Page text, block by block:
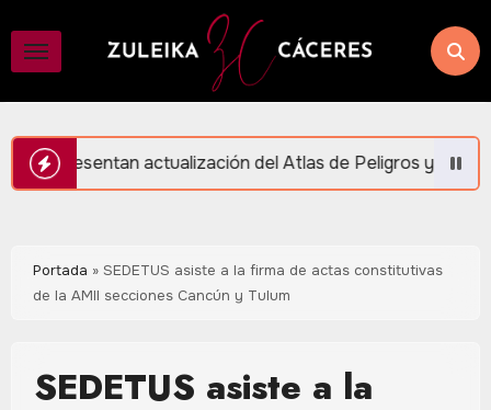
contenido
del Atlas de Peligros y Riesgos en Puerto Morelos
Portada » SEDETUS asiste a la firma de actas constitutivas
de la AMII secciones Cancún y Tulum
SEDETUS asiste a la